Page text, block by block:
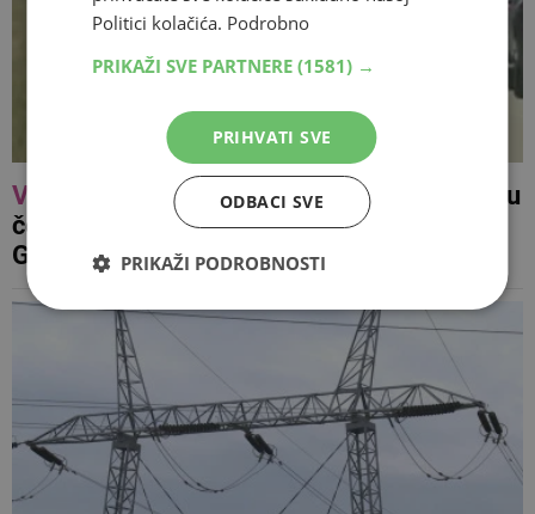
VIDEO
Dječaci dijelili vodu putnicima koji su
čekali u koloni na granici u Vinjanima
Gornjim
Politici kolačića. Podrobno
PRIKAŽI SVE PARTNERE (1581) →
PRIHVATI SVE
ODBACI SVE
PRIKAŽI PODROBNOSTI